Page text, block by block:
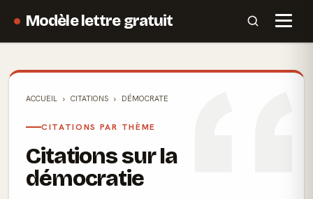
Modèle lettre gratuit
ACCUEIL CITATIONS DÉMOCRATE
CITATIONS PAR THÈME
Citations sur la
démocratie